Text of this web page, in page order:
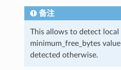
备注
This allows to detect
minimum_free_bytes
detected otherwise.